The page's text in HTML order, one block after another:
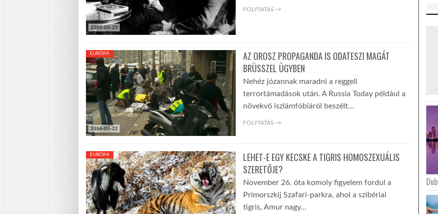
2016-03-25
FOLYTATÁS →
2016-03-22
EURÓPA
AZ OROSZ PROPAGANDA IS ODATESZI MAGÁT
BRÜSSZEL ÜGYBEN
Nehéz józannak maradni a reggeli
terrortámadások után. A Russia Today például a
növekvő iszlámfóbiáról beszélt…
FOLYTATÁS →
EURÓPA
LEHET-E EGY KECSKE A TIGRIS HOMOSZEXUÁLIS
SZERETŐJE?
November 26. óta komoly figyelem fordul a
Primorszkij Szafari-parkra, ahol a szibériai
tigris, Amur nagy…